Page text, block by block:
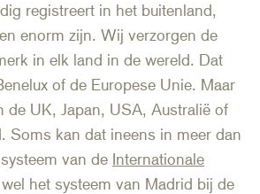
registreert in het buitenland,
enorm zijn. Wij verzorgen de
in elk land in de wereld. Dat
of de Europese Unie. Maar
de UK, Japan, USA, Australië of
Soms kan dat ineens in meer dan
van de Internationale
het systeem van Madrid bij de